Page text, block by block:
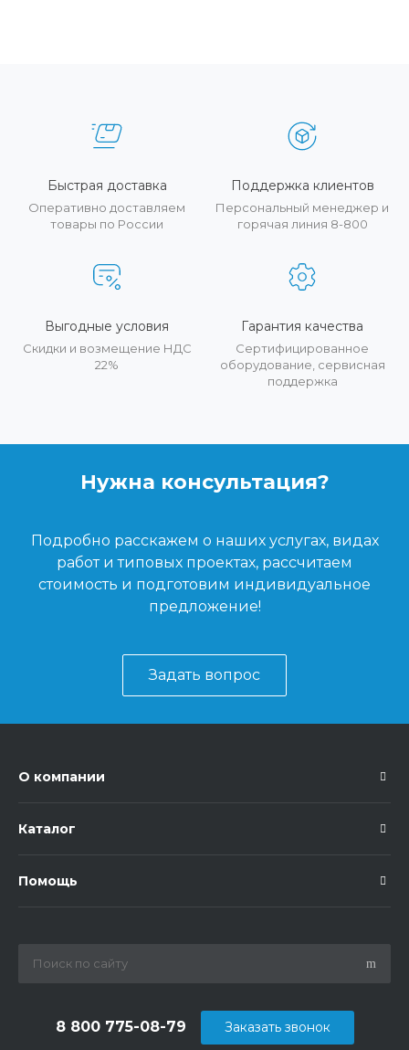
Быстрая доставка
Оперативно доставляем
товары по России
Поддержка клиентов
Персональный менеджер и
горячая линия 8-800
Выгодные условия
Скидки и возмещение НДС
22%
Гарантия качества
Сертифицированное
оборудование, сервисная
поддержка
Нужна консультация?
Подробно расскажем о наших услугах, видах
работ и типовых проектах, рассчитаем
стоимость и подготовим индивидуальное
предложение!
Задать вопрос
О компании
Каталог
Помощь
8 800 775-08-79 Заказать звонок